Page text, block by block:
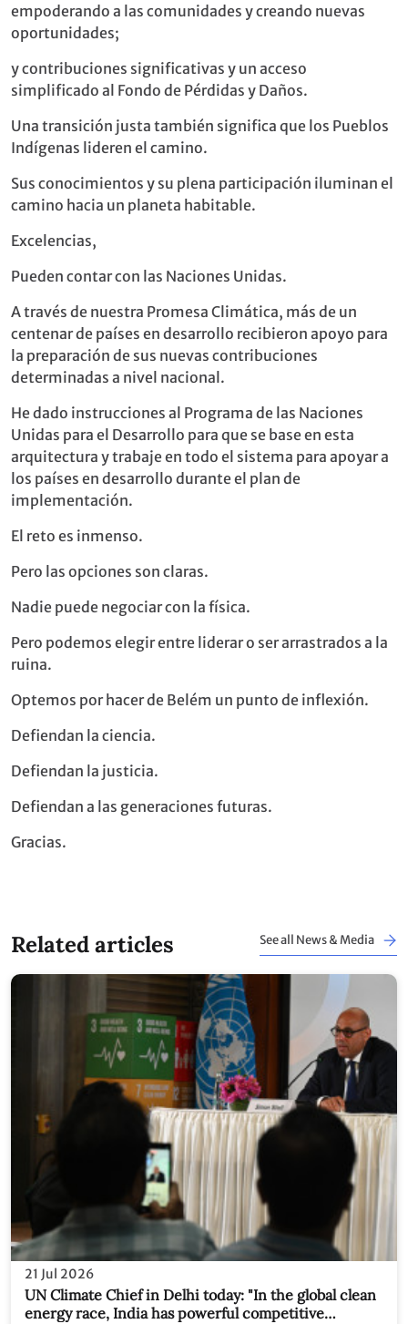
empoderando a las comunidades y creando nuevas
oportunidades;
y contribuciones significativas y un acceso
simplificado al Fondo de Pérdidas y Daños.
Una transición justa también significa que los Pueblos
Indígenas lideren el camino.
Sus conocimientos y su plena participación iluminan el
camino hacia un planeta habitable.
Excelencias,
Pueden contar con las Naciones Unidas.
A través de nuestra Promesa Climática, más de un
centenar de países en desarrollo recibieron apoyo para
la preparación de sus nuevas contribuciones
determinadas a nivel nacional.
He dado instrucciones al Programa de las Naciones
Unidas para el Desarrollo para que se base en esta
arquitectura y trabaje en todo el sistema para apoyar a
los países en desarrollo durante el plan de
implementación.
El reto es inmenso.
Pero las opciones son claras.
Nadie puede negociar con la física.
Pero podemos elegir entre liderar o ser arrastrados a la
ruina.
Optemos por hacer de Belém un punto de inflexión.
Defiendan la ciencia.
Defiendan la justicia.
Defiendan a las generaciones futuras.
Gracias.
Related articles See all News & Media
21 Jul 2026
UN Climate Chief in Delhi today: "In the global clean
energy race, India has powerful competitive